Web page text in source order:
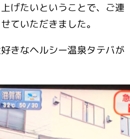
げたいということで、ご連
ていただきました。
きなヘルシー温泉タテバが